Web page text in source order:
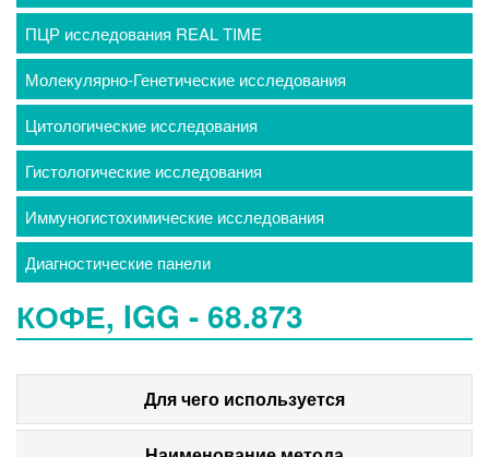
ПЦР исследования REAL TIME
Молекулярно-Генетические исследования
Цитологические исследования
Гистологические исследования
Иммуногистохимические исследования
Диагностические панели
КОФЕ, IGG - 68.873
Для чего используется